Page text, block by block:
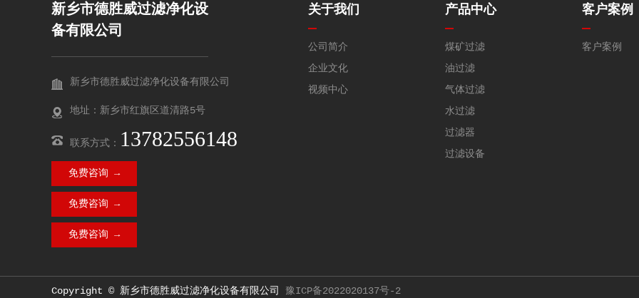
新乡市德胜威过滤净化设
备有限公司
新乡市德胜威过滤净化设备有限公司
地址：新乡市红旗区道清路5号
联系方式： 13782556148
免费咨询 →
免费咨询 →
免费咨询 →
关于我们
公司简介
企业文化
视频中心
产品中心
煤矿过滤
油过滤
气体过滤
水过滤
过滤器
过滤设备
客户案例
客户案例
Copyright © 新乡市德胜威过滤净化设备有限公司 豫ICP备2022020137号-2